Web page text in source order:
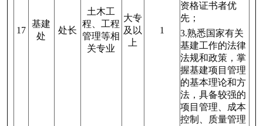
17
基建
处
处长
土木工
程、工程
管理等相
关专业
大专
及以
上
1
资格证书者优
先；
3.熟悉国家有关
基建工作的法律
法规和政策，掌
握基建项目管理
的基本理论和方
法，具备较强的
项目管理、成本
控制、质量管理